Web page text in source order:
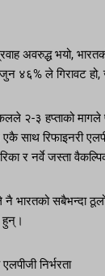
अवरुद्ध भयो,
जुन ४६% ले गिरावट
२-३ हप्ताको
एकै साथ रिफाइनरी
र नर्वे जस्ता वैकल्पिक
भारतको सबैभन्दा
हुन्।
निर्भरता